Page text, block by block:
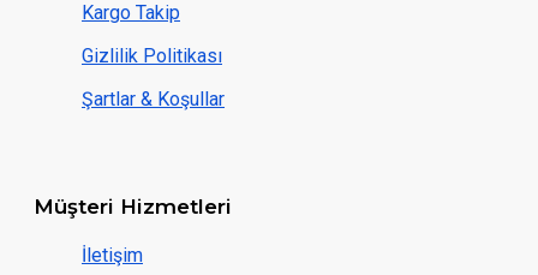
Kargo Takip
Gizlilik Politikası
Şartlar & Koşullar
Müşteri Hizmetleri
İletişim